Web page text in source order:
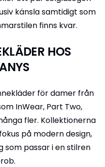
känsla samtidigt som
finns kvar.
HOS
för damer från
InWear, Part Two,
fler. Kollektionerna
på modern design,
passar i en stilren